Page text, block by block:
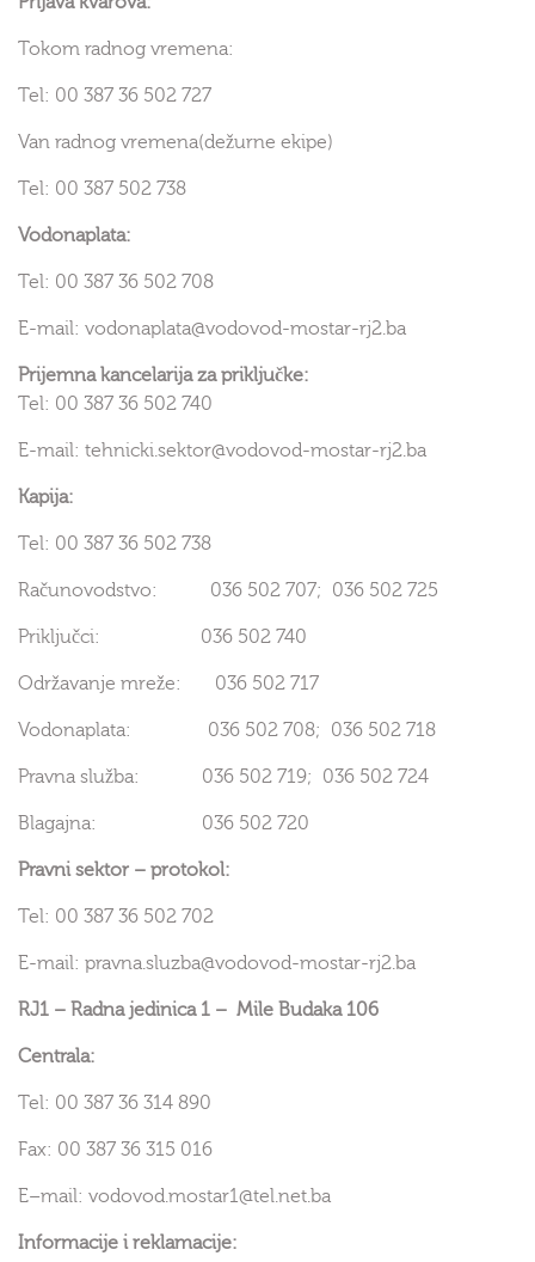
Tokom radnog vremena:
Tel: 00 387 36 502 727
Van radnog vremena(dežurne ekipe)
Tel: 00 387 502 738
Vodonaplata:
Tel: 00 387 36 502 708
E-mail: vodonaplata@vodovod-mostar-rj2.ba
Prijemna kancelarija za priključke:
Tel: 00 387 36 502 740
E-mail: tehnicki.sektor@vodovod-mostar-rj2.ba
Kapija:
Tel: 00 387 36 502 738
Računovodstvo: 036 502 707; 036 502 725
Priključci: 036 502 740
Održavanje mreže: 036 502 717
Vodonaplata: 036 502 708; 036 502 718
Pravna služba: 036 502 719; 036 502 724
Blagajna: 036 502 720
Pravni sektor – protokol:
Tel: 00 387 36 502 702
E-mail: pravna.sluzba@vodovod-mostar-rj2.ba
RJ1 – Radna jedinica 1 – Mile Budaka 106
Centrala:
Tel: 00 387 36 314 890
Fax: 00 387 36 315 016
E–mail: vodovod.mostar1@tel.net.ba
Informacije i reklamacije: